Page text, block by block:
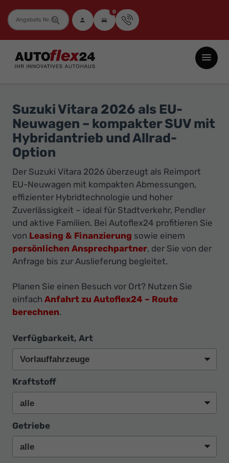
Fahrzeugnummer 0
Autoflex24
GmbH
Neuwagen
Jahreswagen
und
Gebrauchtwagen
zu
Top-
Preisen
Ihr
Innovatives
Autohaus
Suzuki Vitara 2026 als EU-
Neuwagen – kompakter SUV mit
Hybridantrieb und Allrad-
Option
Der Suzuki Vitara 2026 überzeugt als Reimport
EU-Neuwagen mit kompakten Abmessungen,
effizienter Hybridtechnologie und hoher
Zuverlässigkeit – ideal für Stadtverkehr, Pendler
und aktive Familien. Bei Autoflex24 profitieren Sie
von Leasing & Finanzierung sowie einem
persönlichen Ansprechpartner, der Sie von der
Anfrage bis zur Auslieferung begleitet.
Planen Sie einen Besuch vor Ort? Nutzen Sie
einfach Anfahrt zu Autoflex24 – Route
berechnen.
Verfügbarkeit, Art
Kraftstoff
Getriebe